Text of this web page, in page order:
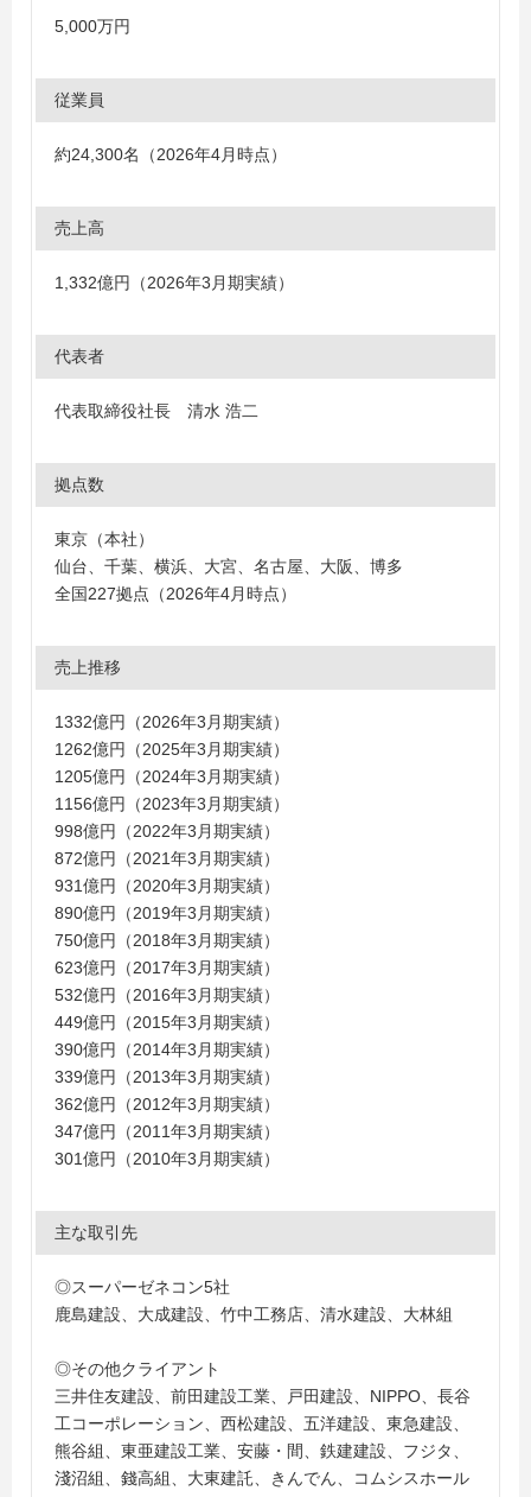
5,000万円
従業員
約24,300名（2026年4月時点）
売上高
1,332億円（2026年3月期実績）
代表者
代表取締役社長 清水 浩二
拠点数
東京（本社）
仙台、千葉、横浜、大宮、名古屋、大阪、博多
全国227拠点（2026年4月時点）
売上推移
1332億円（2026年3月期実績）
1262億円（2025年3月期実績）
1205億円（2024年3月期実績）
1156億円（2023年3月期実績）
998億円（2022年3月期実績）
872億円（2021年3月期実績）
931億円（2020年3月期実績）
890億円（2019年3月期実績）
750億円（2018年3月期実績）
623億円（2017年3月期実績）
532億円（2016年3月期実績）
449億円（2015年3月期実績）
390億円（2014年3月期実績）
339億円（2013年3月期実績）
362億円（2012年3月期実績）
347億円（2011年3月期実績）
301億円（2010年3月期実績）
主な取引先
◎スーパーゼネコン5社
鹿島建設、大成建設、竹中工務店、清水建設、大林組
◎その他クライアント
三井住友建設、前田建設工業、戸田建設、NIPPO、長谷
工コーポレーション、西松建設、五洋建設、東急建設、
熊谷組、東亜建設工業、安藤・間、鉄建建設、フジタ、
淺沼組、錢高組、大東建託、きんでん、コムシスホール